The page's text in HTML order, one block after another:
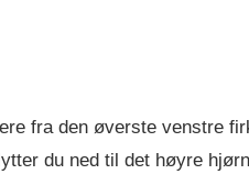
fra den øverste venstre
du ned til det høyre